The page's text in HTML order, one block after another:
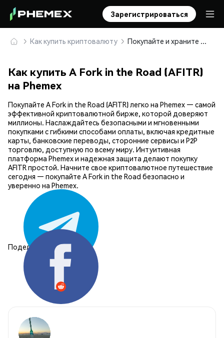
Зарегистрироваться
Как купить криптовалюту Покупайте и храните A Fork in the Road (AFITR) безопасно
Как купить A Fork in the Road (AFITR)
на Phemex
Покупайте A Fork in the Road (AFITR) легко на Phemex — самой
эффективной криптовалютной бирже, которой доверяют
миллионы. Наслаждайтесь безопасными и мгновенными
покупками с гибкими способами оплаты, включая кредитные
карты, банковские переводы, сторонние сервисы и P2P
торговлю, доступную по всему миру. Интуитивная
платформа Phemex и надежная защита делают покупку
AFITR простой. Начните свое криптовалютное путешествие
сегодня — покупайте A Fork in the Road безопасно и
уверенно на Phemex.
Поделиться: